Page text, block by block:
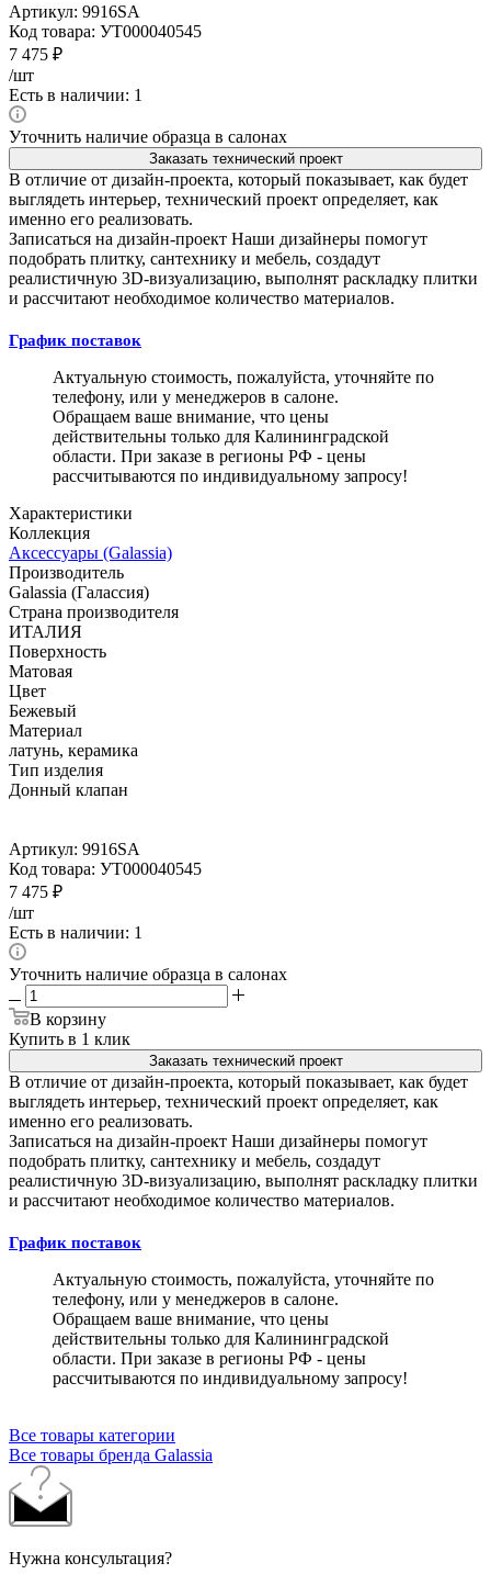
Артикул: 9916SA
Код товара: УТ000040545
7 475 ₽
/шт
Есть в наличии: 1
Уточнить наличие образца в салонах
Заказать технический проект
В отличие от дизайн-проекта, который показывает, как будет
выглядеть интерьер, технический проект определяет, как
именно его реализовать.
Записаться на дизайн-проект Наши дизайнеры помогут
подобрать плитку, сантехнику и мебель, создадут
реалистичную 3D-визуализацию, выполнят раскладку плитки
и рассчитают необходимое количество материалов.
График поставок
Актуальную стоимость, пожалуйста, уточняйте по
телефону, или у менеджеров в салоне.
Обращаем ваше внимание, что цены
действительны только для Калининградской
области. При заказе в регионы РФ - цены
рассчитываются по индивидуальному запросу!
Характеристики
Коллекция
Аксессуары (Galassia)
Производитель
Galassia (Галассия)
Страна производителя
ИТАЛИЯ
Поверхность
Матовая
Цвет
Бежевый
Материал
латунь, керамика
Тип изделия
Донный клапан
Артикул: 9916SA
Код товара: УТ000040545
7 475 ₽
/шт
Есть в наличии: 1
Уточнить наличие образца в салонах
В корзину
Купить в 1 клик
Заказать технический проект
В отличие от дизайн-проекта, который показывает, как будет
выглядеть интерьер, технический проект определяет, как
именно его реализовать.
Записаться на дизайн-проект Наши дизайнеры помогут
подобрать плитку, сантехнику и мебель, создадут
реалистичную 3D-визуализацию, выполнят раскладку плитки
и рассчитают необходимое количество материалов.
График поставок
Актуальную стоимость, пожалуйста, уточняйте по
телефону, или у менеджеров в салоне.
Обращаем ваше внимание, что цены
действительны только для Калининградской
области. При заказе в регионы РФ - цены
рассчитываются по индивидуальному запросу!
Все товары категории
Все товары бренда Galassia
Нужна консультация?